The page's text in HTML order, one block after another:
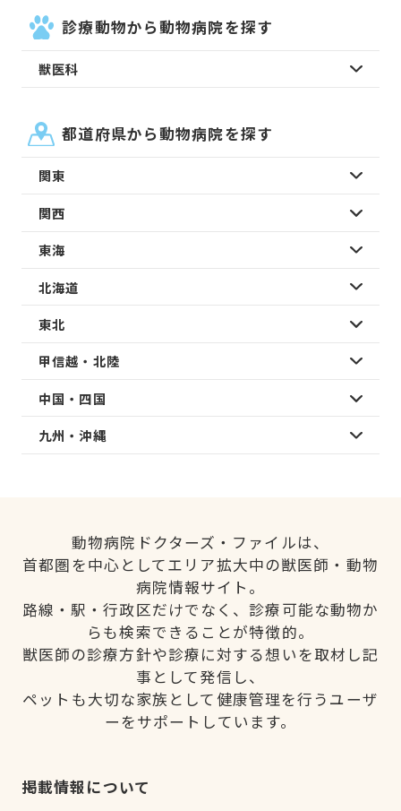
診療動物から動物病院を探す
獣医科
都道府県から動物病院を探す
関東
関西
東海
北海道
東北
甲信越・北陸
中国・四国
九州・沖縄
動物病院ドクターズ・ファイルは、
首都圏を中心としてエリア拡大中の獣医師・動物
病院情報サイト。
路線・駅・行政区だけでなく、診療可能な動物か
らも検索できることが特徴的。
獣医師の診療方針や診療に対する想いを取材し記
事として発信し、
ペットも大切な家族として健康管理を行うユーザ
ーをサポートしています。
掲載情報について